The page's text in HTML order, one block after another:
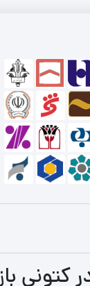
کتونی باز